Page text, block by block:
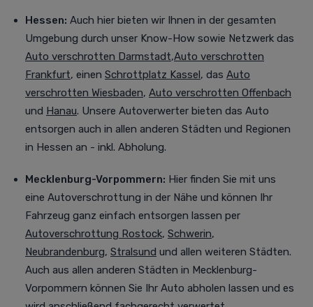
Hessen: Auch hier bieten wir Ihnen in der gesamten
Umgebung durch unser Know-How sowie Netzwerk das
Auto verschrotten Darmstadt,Auto verschrotten
Frankfurt, einen Schrottplatz Kassel, das Auto
verschrotten Wiesbaden, Auto verschrotten Offenbach
und Hanau. Unsere Autoverwerter bieten das Auto
entsorgen auch in allen anderen Städten und Regionen
in Hessen an - inkl. Abholung.
Mecklenburg-Vorpommern: Hier finden Sie mit uns
eine Autoverschrottung in der Nähe und können Ihr
Fahrzeug ganz einfach entsorgen lassen per
Autoverschrottung Rostock, Schwerin,
Neubrandenburg, Stralsund und allen weiteren Städten.
Auch aus allen anderen Städten in Mecklenburg-
Vorpommern können Sie Ihr Auto abholen lassen und es